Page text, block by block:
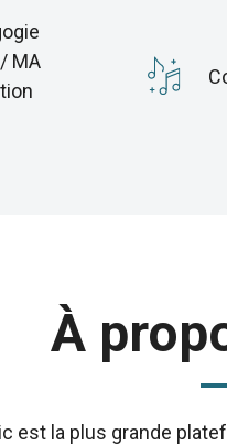
MA
À
est la plus grande